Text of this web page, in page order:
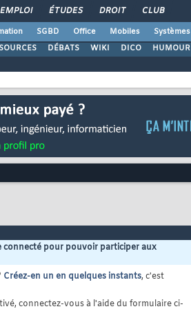
EMPLOI ÉTUDES DROIT CLUB
SGBD Office Mobiles
Systèmes
SOURCES DÉBATS WIKI DICO HUMOUR
connecté pour pouvoir participer aux
Créez-en un en quelques instants, c'est
connectez-vous à l'aide du formulaire ci-